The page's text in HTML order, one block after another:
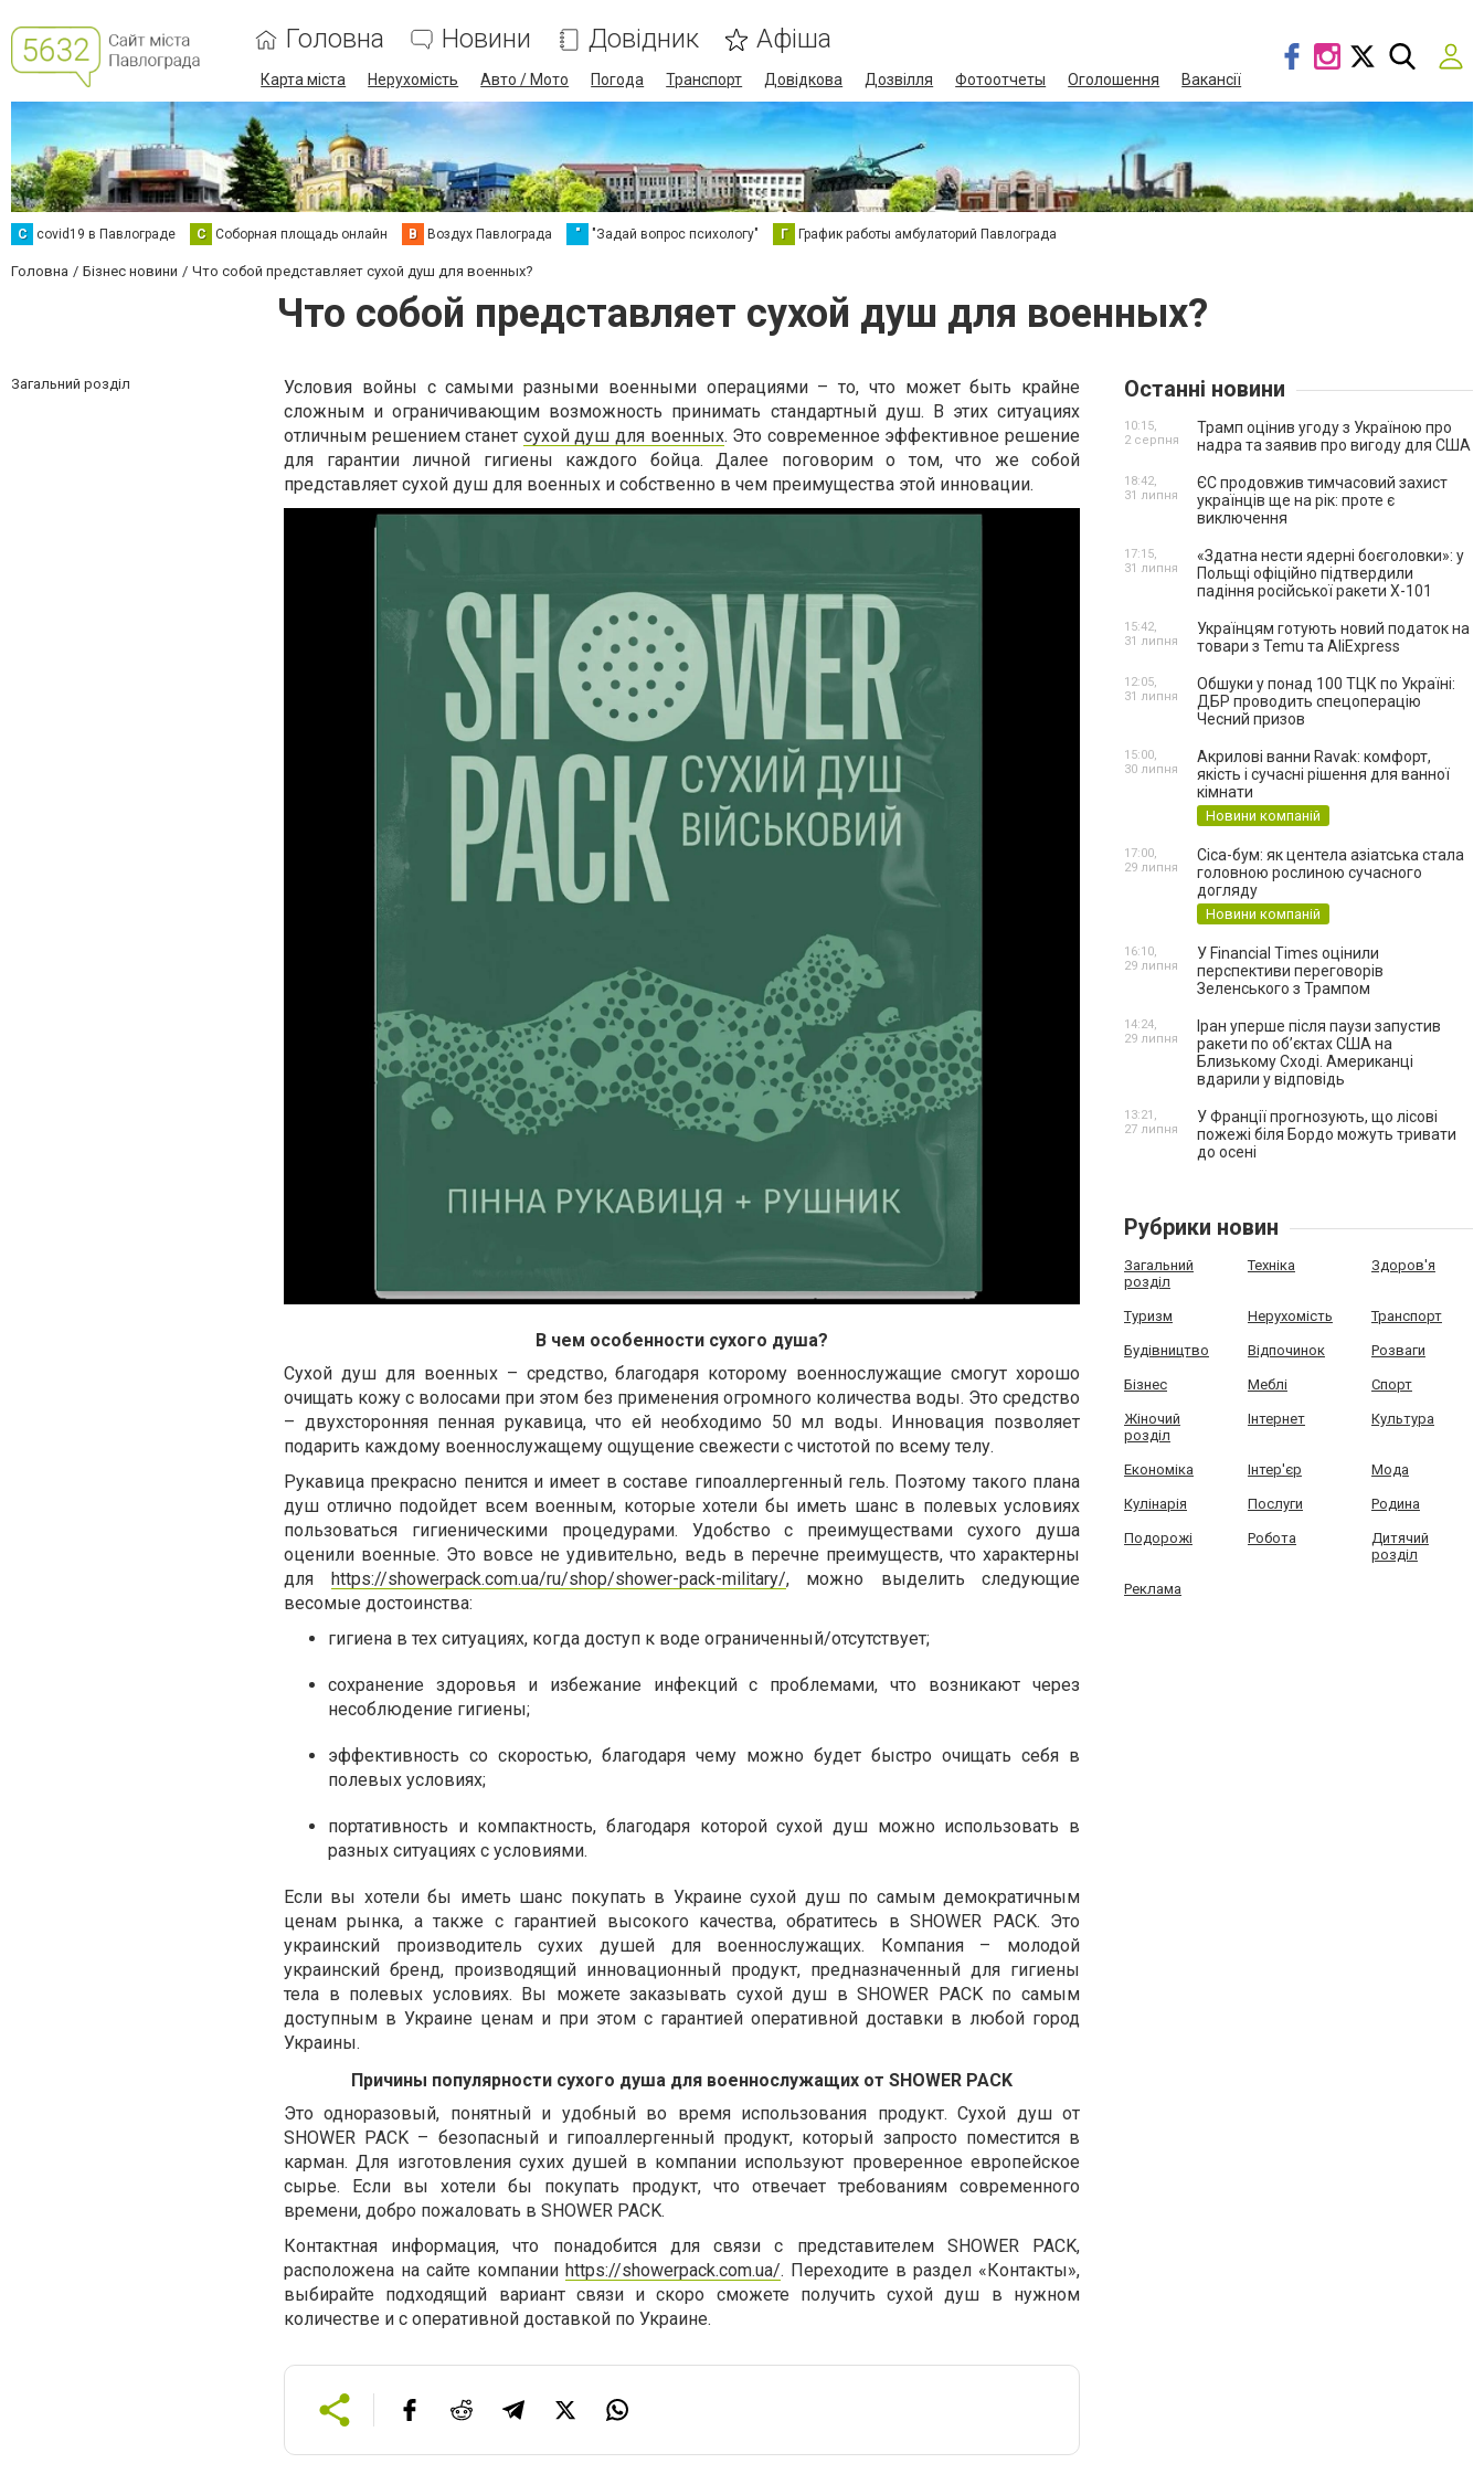
Головна Новини Довідник Афіша
Карта міста Нерухомість Авто / Мото Погода Транспорт Довідкова Дозвілля Фотоотчеты Оголошення Вакансії
C covid19 в Павлограде С Соборная площадь онлайн В Воздух Павлограда " "Задай вопрос психологу" Г График работы амбулаторий Павлограда
Головна Бізнес новини Что собой представляет сухой душ для военных?
Что собой представляет сухой душ для военных?
Загальний розділ
Условия войны с самыми разными военными операциями – то, что может быть крайне
сложным и ограничивающим возможность принимать стандартный душ. В этих ситуациях
отличным решением станет сухой душ для военных. Это современное эффективное решение
для гарантии личной гигиены каждого бойца. Далее поговорим о том, что же собой
представляет сухой душ для военных и собственно в чем преимущества этой инновации.
В чем особенности сухого душа?
Сухой душ для военных – средство, благодаря которому военнослужащие смогут хорошо
очищать кожу с волосами при этом без применения огромного количества воды. Это средство
– двухсторонняя пенная рукавица, что ей необходимо 50 мл воды. Инновация позволяет
подарить каждому военнослужащему ощущение свежести с чистотой по всему телу.
Рукавица прекрасно пенится и имеет в составе гипоаллергенный гель. Поэтому такого плана
душ отлично подойдет всем военным, которые хотели бы иметь шанс в полевых условиях
пользоваться гигиеническими процедурами. Удобство с преимуществами сухого душа
оценили военные. Это вовсе не удивительно, ведь в перечне преимуществ, что характерны
для https://showerpack.com.ua/ru/shop/shower-pack-military/, можно выделить следующие
весомые достоинства:
гигиена в тех ситуациях, когда доступ к воде ограниченный/отсутствует;
сохранение здоровья и избежание инфекций с проблемами, что возникают через
несоблюдение гигиены;
эффективность со скоростью, благодаря чему можно будет быстро очищать себя в
полевых условиях;
портативность и компактность, благодаря которой сухой душ можно использовать в
разных ситуациях с условиями.
Если вы хотели бы иметь шанс покупать в Украине сухой душ по самым демократичным
ценам рынка, а также с гарантией высокого качества, обратитесь в SHOWER PACK. Это
украинский производитель сухих душей для военнослужащих. Компания – молодой
украинский бренд, производящий инновационный продукт, предназначенный для гигиены
тела в полевых условиях. Вы можете заказывать сухой душ в SHOWER PACK по самым
доступным в Украине ценам и при этом с гарантией оперативной доставки в любой город
Украины.
Причины популярности сухого душа для военнослужащих от SHOWER PACK
Это одноразовый, понятный и удобный во время использования продукт. Сухой душ от
SHOWER PACK – безопасный и гипоаллергенный продукт, который запросто поместится в
карман. Для изготовления сухих душей в компании используют проверенное европейское
сырье. Если вы хотели бы покупать продукт, что отвечает требованиям современного
времени, добро пожаловать в SHOWER PACK.
Контактная информация, что понадобится для связи с представителем SHOWER PACK,
расположена на сайте компании https://showerpack.com.ua/. Переходите в раздел «Контакты»,
выбирайте подходящий вариант связи и скоро сможете получить сухой душ в нужном
количестве и с оперативной доставкой по Украине.
Останні новини
Трамп оцінив угоду з Україною про
надра та заявив про вигоду для США
10:15,
2 серпня
ЄС продовжив тимчасовий захист
українців ще на рік: проте є
виключення
18:42,
31 липня
«Здатна нести ядерні боєголовки»: у
Польщі офіційно підтвердили
падіння російської ракети Х-101
17:15,
31 липня
Українцям готують новий податок на
товари з Temu та AliExpress
15:42,
31 липня
Обшуки у понад 100 ТЦК по Україні:
ДБР проводить спецоперацію
Чесний призов
12:05,
31 липня
Акрилові ванни Ravak: комфорт,
якість і сучасні рішення для ванної
кімнати
Новини компаній
15:00,
30 липня
Cica-бум: як центела азіатська стала
головною рослиною сучасного
догляду
Новини компаній
17:00,
29 липня
У Financial Times оцінили
перспективи переговорів
Зеленського з Трампом
16:10,
29 липня
Іран уперше після паузи запустив
ракети по обʼєктах США на
Близькому Сході. Американці
вдарили у відповідь
14:24,
29 липня
У Франції прогнозують, що лісові
пожежі біля Бордо можуть тривати
до осені
13:21,
27 липня
Рубрики новин
Загальний
розділ
Техніка Здоров'я
Туризм Нерухомість Транспорт
Будівництво Відпочинок Розваги
Бізнес Меблі Спорт
Жіночий
розділ
Інтернет Культура
Економіка Інтер'єр Мода
Кулінарія Послуги Родина
Подорожі Робота
Дитячий
розділ
Реклама